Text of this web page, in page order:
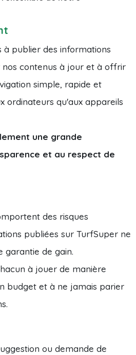
à publier des informations
nos contenus à jour et à offrir
simple, rapide et
ordinateurs qu'aux appareils
une grande
et au respect de
des risques
publiées sur TurfSuper ne
garantie de gain.
à jouer de manière
budget et à ne jamais parier
ou demande de